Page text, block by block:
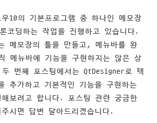
10의 기본프로그램 중 하나인 메모장
코딩하는 작업을 진행하고 있습니다.
메모장의 틀을 만들고, 메뉴바를 완
메뉴바에 기능을 구현하지는 않은 상
번째 포스팅에서는 QtDesigner로 텍
추가하고 기본적인 기능을 구현하는
보려고 합니다. 포스팅 관련 궁금한
시면 답변 달아드리겠습니다.